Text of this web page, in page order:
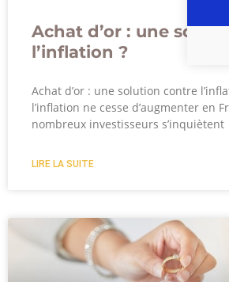
Achat d’or : une
l’inflation ?
Achat d’or : une solution contre
l’inflation ne cesse d’augmenter en
nombreux investisseurs s’inquiètent
LIRE LA SUITE